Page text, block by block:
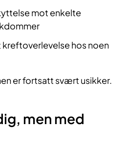
mot enkelte
hos noen
er fortsatt svært usikker.
men med